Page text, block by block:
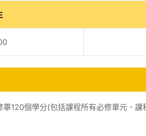
120個學分(包括課程所有必修單元、